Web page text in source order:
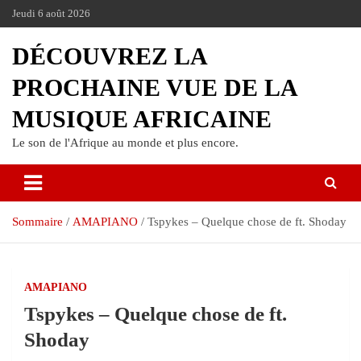
Jeudi 6 août 2026
DÉCOUVREZ LA
PROCHAINE VUE DE LA
MUSIQUE AFRICAINE
Le son de l'Afrique au monde et plus encore.
Sommaire AMAPIANO Tspykes – Quelque chose de ft. Shoday
AMAPIANO
Tspykes – Quelque chose de ft.
Shoday